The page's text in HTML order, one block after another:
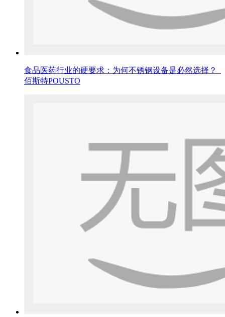
食品医药行业的硬要求：为何不锈钢设备是必然选择？_
佰斯特POUSTO